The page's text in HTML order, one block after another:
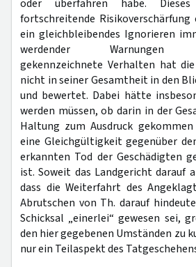
oder überfahren habe.
fortschreitende Risikoverschärfung
ein gleichbleibendes Ignorieren
werdender Warnungen
gekennzeichnete Verhalten hat
nicht in seiner Gesamtheit in den
und bewertet. Dabei hätte
werden müssen, ob darin in der
Haltung zum Ausdruck
eine Gleichgültigkeit gegenüber
erkannten Tod der Geschädigten
ist. Soweit das Landgericht darauf
dass die Weiterfahrt des
Abrutschen von Th. darauf
Schicksal „einerlei“ gewesen sei,
den hier gegebenen Umständen zu
nur ein Teilaspekt des